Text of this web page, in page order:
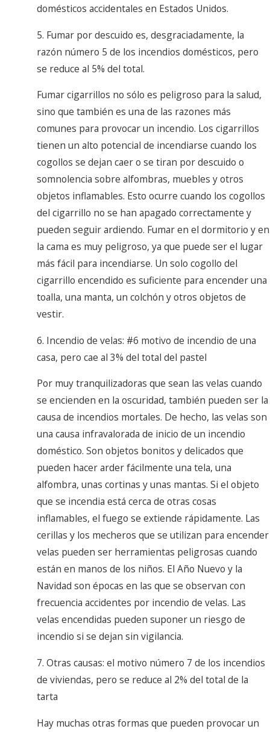
domésticos accidentales en Estados Unidos.
5. Fumar por descuido es, desgraciadamente, la
razón número 5 de los incendios domésticos, pero
se reduce al 5% del total.
Fumar cigarrillos no sólo es peligroso para la salud,
sino que también es una de las razones más
comunes para provocar un incendio. Los cigarrillos
tienen un alto potencial de incendiarse cuando los
cogollos se dejan caer o se tiran por descuido o
somnolencia sobre alfombras, muebles y otros
objetos inflamables. Esto ocurre cuando los cogollos
del cigarrillo no se han apagado correctamente y
pueden seguir ardiendo. Fumar en el dormitorio y en
la cama es muy peligroso, ya que puede ser el lugar
más fácil para incendiarse. Un solo cogollo del
cigarrillo encendido es suficiente para encender una
toalla, una manta, un colchón y otros objetos de
vestir.
6. Incendio de velas: #6 motivo de incendio de una
casa, pero cae al 3% del total del pastel
Por muy tranquilizadoras que sean las velas cuando
se encienden en la oscuridad, también pueden ser la
causa de incendios mortales. De hecho, las velas son
una causa infravalorada de inicio de un incendio
doméstico. Son objetos bonitos y delicados que
pueden hacer arder fácilmente una tela, una
alfombra, unas cortinas y unas mantas. Si el objeto
que se incendia está cerca de otras cosas
inflamables, el fuego se extiende rápidamente. Las
cerillas y los mecheros que se utilizan para encender
velas pueden ser herramientas peligrosas cuando
están en manos de los niños. El Año Nuevo y la
Navidad son épocas en las que se observan con
frecuencia accidentes por incendio de velas. Las
velas encendidas pueden suponer un riesgo de
incendio si se dejan sin vigilancia.
7. Otras causas: el motivo número 7 de los incendios
de viviendas, pero se reduce al 2% del total de la
tarta
Hay muchas otras formas que pueden provocar un